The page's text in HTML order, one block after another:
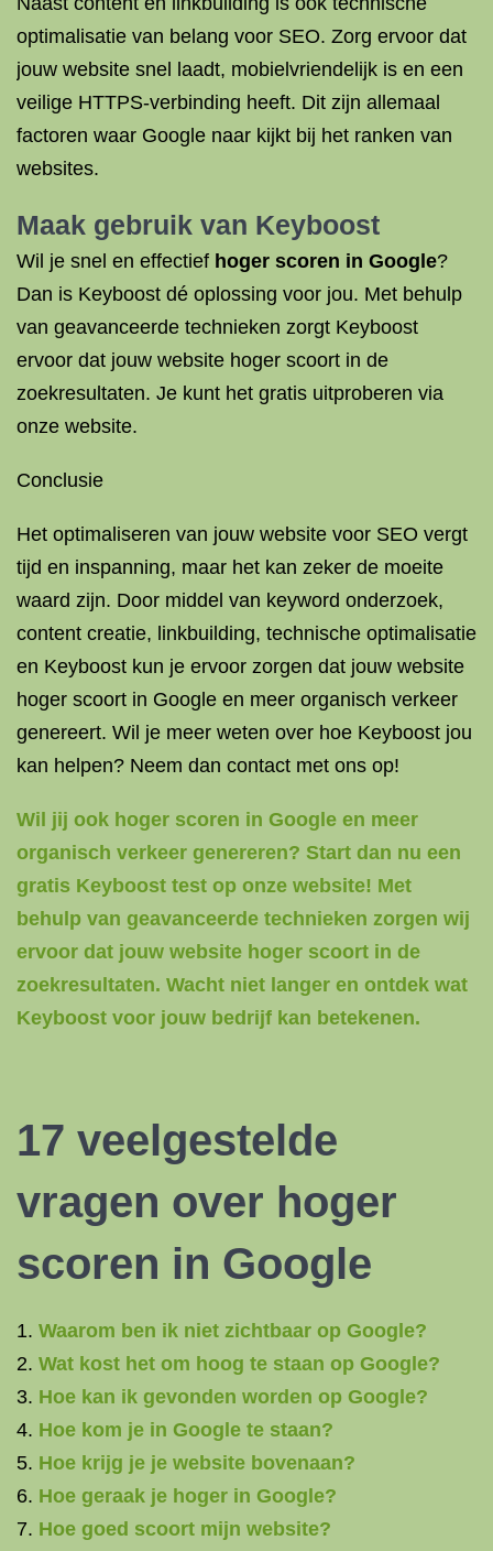
optimalisatie van belang voor SEO. Zorg ervoor dat
jouw website snel laadt, mobielvriendelijk is en een
veilige HTTPS-verbinding heeft. Dit zijn allemaal
factoren waar Google naar kijkt bij het ranken van
websites.
Maak gebruik van Keyboost
Wil je snel en effectief hoger scoren in Google?
Dan is Keyboost dé oplossing voor jou. Met behulp
van geavanceerde technieken zorgt Keyboost
ervoor dat jouw website hoger scoort in de
zoekresultaten. Je kunt het gratis uitproberen via
onze website.
Conclusie
Het optimaliseren van jouw website voor SEO vergt
tijd en inspanning, maar het kan zeker de moeite
waard zijn. Door middel van keyword onderzoek,
content creatie, linkbuilding, technische optimalisatie
en Keyboost kun je ervoor zorgen dat jouw website
hoger scoort in Google en meer organisch verkeer
genereert. Wil je meer weten over hoe Keyboost jou
kan helpen? Neem dan contact met ons op!
Wil jij ook hoger scoren in Google en meer
organisch verkeer genereren? Start dan nu een
gratis Keyboost test op onze website! Met
behulp van geavanceerde technieken zorgen wij
ervoor dat jouw website hoger scoort in de
zoekresultaten. Wacht niet langer en ontdek wat
Keyboost voor jouw bedrijf kan betekenen.
17 veelgestelde
vragen over hoger
scoren in Google
Waarom ben ik niet zichtbaar op Google?
Wat kost het om hoog te staan op Google?
Hoe kan ik gevonden worden op Google?
Hoe kom je in Google te staan?
Hoe krijg je je website bovenaan?
Hoe geraak je hoger in Google?
Hoe goed scoort mijn website?